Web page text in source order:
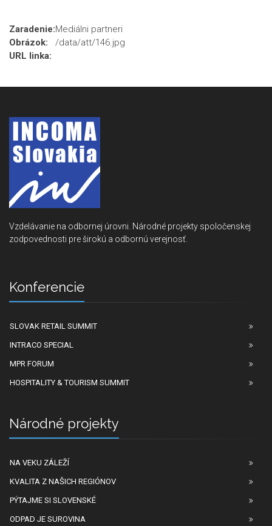
Zaradenie:Mediálni partneri
Obrázok:
/data/att/146.jpg
URL linka:
Vzdelávanie na odbornej úrovni. Národné projekty spoločenskej
zodpovednosti pre širokú a odbornú verejnosť.
Konferencie
SLOVAK RETAIL SUMMIT
INTRACO SPECIAL
MPR FORUM
HOSPITALITY & TOURISM SUMMIT
Národné projekty
NA VEKU ZÁLEŽÍ
KVALITA Z NAŠICH REGIÓNOV
PÝTAJME SI SLOVENSKÉ
ODPAD JE SUROVINA